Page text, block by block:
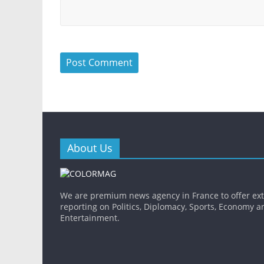
About Us
We are premium news agency in France to offer
reporting on Politics, Diplomacy, Sports, Economy
Entertainment.